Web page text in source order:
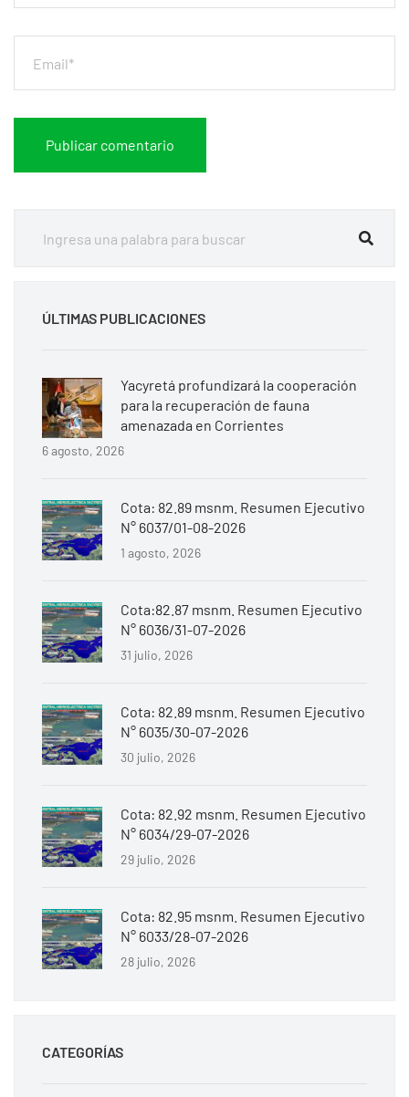
ÚLTIMAS PUBLICACIONES
Yacyretá profundizará la cooperación
para la recuperación de fauna
amenazada en Corrientes
6 agosto, 2026
Cota: 82.89 msnm. Resumen Ejecutivo
N° 6037/01-08-2026
1 agosto, 2026
Cota:82.87 msnm. Resumen Ejecutivo
N° 6036/31-07-2026
31 julio, 2026
Cota: 82.89 msnm. Resumen Ejecutivo
N° 6035/30-07-2026
30 julio, 2026
Cota: 82.92 msnm. Resumen Ejecutivo
N° 6034/29-07-2026
29 julio, 2026
Cota: 82.95 msnm. Resumen Ejecutivo
N° 6033/28-07-2026
28 julio, 2026
CATEGORÍAS